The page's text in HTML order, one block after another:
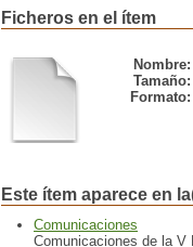
Ficheros en el ítem
Nombre:
Tamaño:
Formato:
Este ítem aparece en
Comunicaciones
Comunicaciones de la V